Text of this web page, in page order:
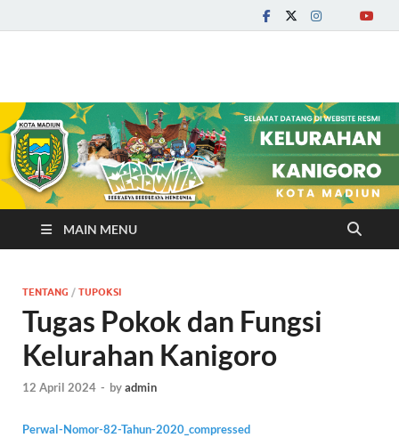
Kelurahan Kanigoro
MAIN MENU
TENTANG / TUPOKSI
Tugas Pokok dan Fungsi
Kelurahan Kanigoro
12 April 2024 - byadmin
Perwal-Nomor-82-Tahun-2020_compressed